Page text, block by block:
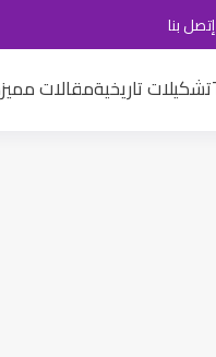
إتصل بنا
تشكيلات تاريخيةمقالات